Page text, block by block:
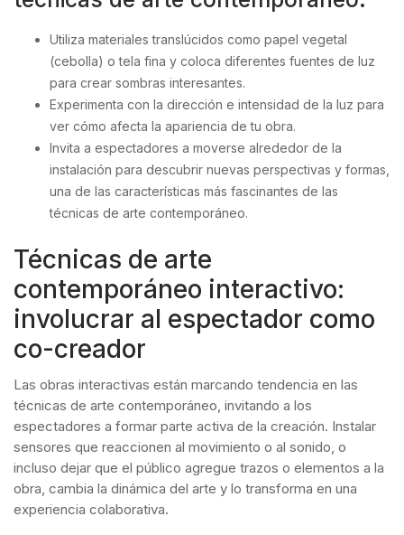
Utiliza materiales translúcidos como papel vegetal
(cebolla) o tela fina y coloca diferentes fuentes de luz
para crear sombras interesantes.
Experimenta con la dirección e intensidad de la luz para
ver cómo afecta la apariencia de tu obra.
Invita a espectadores a moverse alrededor de la
instalación para descubrir nuevas perspectivas y formas,
una de las características más fascinantes de las
técnicas de arte contemporáneo.
Técnicas de arte
contemporáneo interactivo:
involucrar al espectador como
co-creador
Las obras interactivas están marcando tendencia en las
técnicas de arte contemporáneo, invitando a los
espectadores a formar parte activa de la creación. Instalar
sensores que reaccionen al movimiento o al sonido, o
incluso dejar que el público agregue trazos o elementos a la
obra, cambia la dinámica del arte y lo transforma en una
experiencia colaborativa.